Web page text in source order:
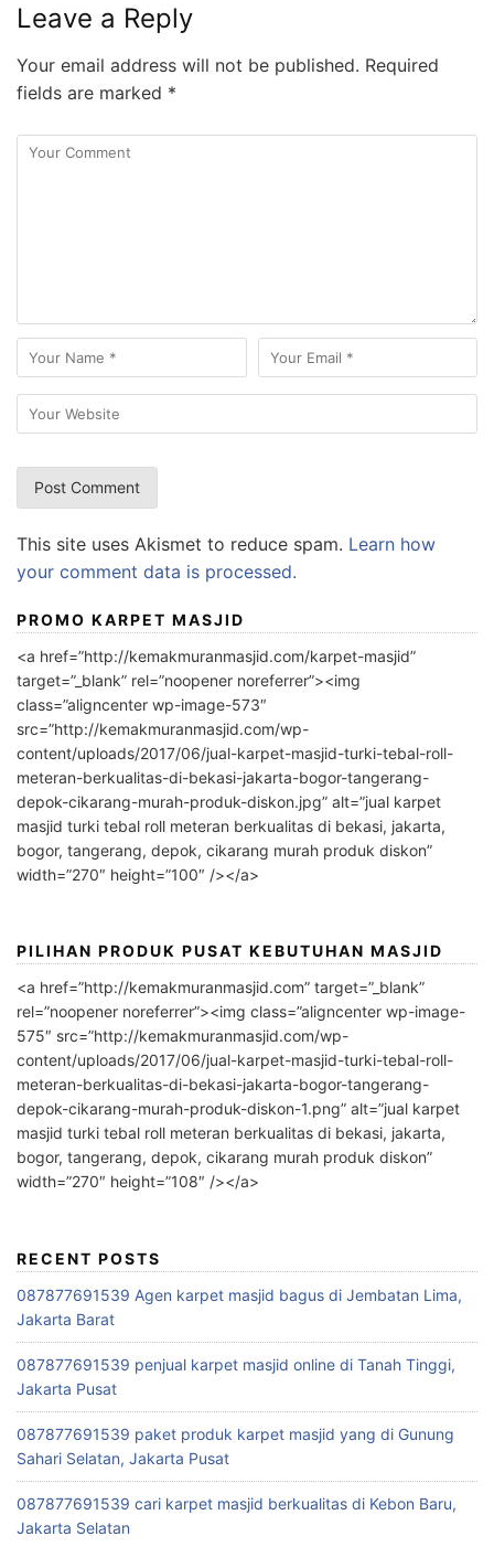
Leave a Reply
Your email address will not be published. Required
fields are marked *
This site uses Akismet to reduce spam. Learn how
your comment data is processed.
PROMO KARPET MASJID
<a href=”http://kemakmuranmasjid.com/karpet-masjid”
target=”_blank” rel=”noopener noreferrer”><img
class=”aligncenter wp-image-573″
src=”http://kemakmuranmasjid.com/wp-
content/uploads/2017/06/jual-karpet-masjid-turki-tebal-roll-
meteran-berkualitas-di-bekasi-jakarta-bogor-tangerang-
depok-cikarang-murah-produk-diskon.jpg” alt=”jual karpet
masjid turki tebal roll meteran berkualitas di bekasi, jakarta,
bogor, tangerang, depok, cikarang murah produk diskon”
width=”270″ height=”100″ /></a>
PILIHAN PRODUK PUSAT KEBUTUHAN MASJID
<a href=”http://kemakmuranmasjid.com” target=”_blank”
rel=”noopener noreferrer”><img class=”aligncenter wp-image-
575″ src=”http://kemakmuranmasjid.com/wp-
content/uploads/2017/06/jual-karpet-masjid-turki-tebal-roll-
meteran-berkualitas-di-bekasi-jakarta-bogor-tangerang-
depok-cikarang-murah-produk-diskon-1.png” alt=”jual karpet
masjid turki tebal roll meteran berkualitas di bekasi, jakarta,
bogor, tangerang, depok, cikarang murah produk diskon”
width=”270″ height=”108″ /></a>
RECENT POSTS
087877691539 Agen karpet masjid bagus di Jembatan Lima,
Jakarta Barat
087877691539 penjual karpet masjid online di Tanah Tinggi,
Jakarta Pusat
087877691539 paket produk karpet masjid yang di Gunung
Sahari Selatan, Jakarta Pusat
087877691539 cari karpet masjid berkualitas di Kebon Baru,
Jakarta Selatan